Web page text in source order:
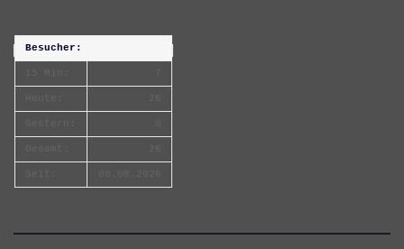
Besucher: